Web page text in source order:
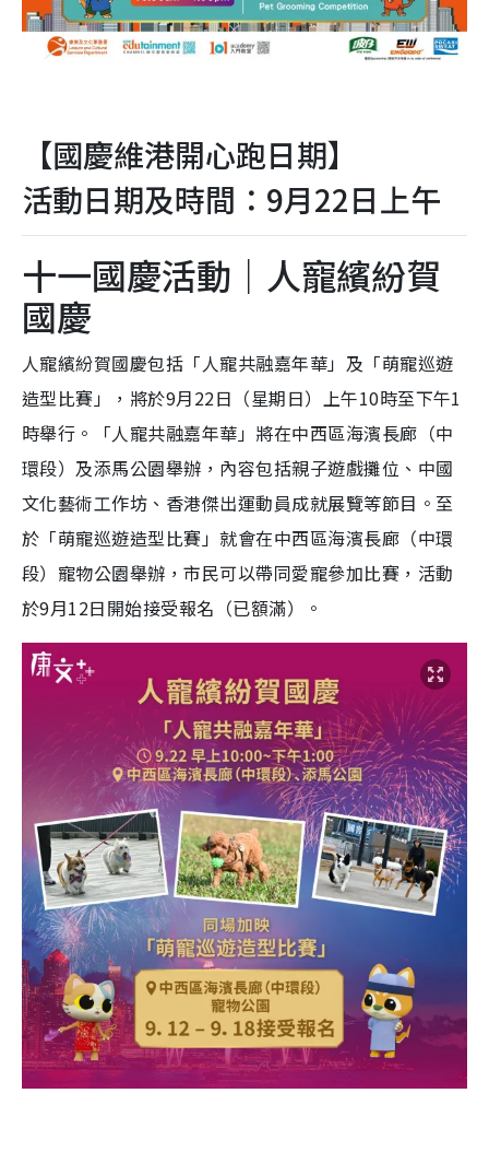
【國慶維港開心跑日期】
活動日期及時間：9月22日上午
十一國慶活動｜人寵繽紛賀
國慶
人寵繽紛賀國慶包括「人寵共融嘉年華」及「萌寵巡遊
造型比賽」，將於9月22日（星期日）上午10時至下午1
時舉行。「人寵共融嘉年華」將在中西區海濱長廊（中
環段）及添馬公園舉辦，內容包括親子遊戲攤位、中國
文化藝術工作坊、香港傑出運動員成就展覽等節目。至
於「萌寵巡遊造型比賽」就會在中西區海濱長廊（中環
段）寵物公園舉辦，市民可以帶同愛寵參加比賽，活動
於9月12日開始接受報名（已額滿）。